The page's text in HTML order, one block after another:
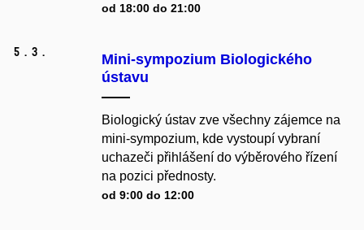
od 18:00 do 21:00
5. 3.
Mini-sympozium Biologického
ústavu
Biologický ústav zve všechny zájemce na
mini-sympozium, kde vystoupí vybraní
uchazeči přihlášení do výběrového řízení
na pozici přednosty.
od 9:00 do 12:00